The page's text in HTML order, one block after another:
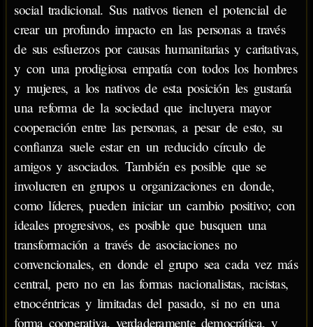
social tradicional. Sus nativos tienen el potencial de
crear un profundo impacto en las personas a través
de sus esfuerzos por causas humanitarias y caritativas,
y con una prodigiosa empatía con todos los hombres
y mujeres, a los nativos de esta posición les gustaría
una reforma de la sociedad que incluyera mayor
cooperación entre las personas, a pesar de esto, su
confianza suele estar en un reducido círculo de
amigos y asociados. También es posible que se
involucren en grupos u organizaciones en donde,
como líderes, pueden iniciar un cambio positivo; con
ideales progresivos, es posible que busquen una
transformación a través de asociaciones no
convencionales, en donde el grupo sea cada vez más
central, pero no en las formas nacionalistas, racistas,
etnocéntricas y limitadas del pasado, si no en una
forma cooperativa, verdaderamente democrática, y